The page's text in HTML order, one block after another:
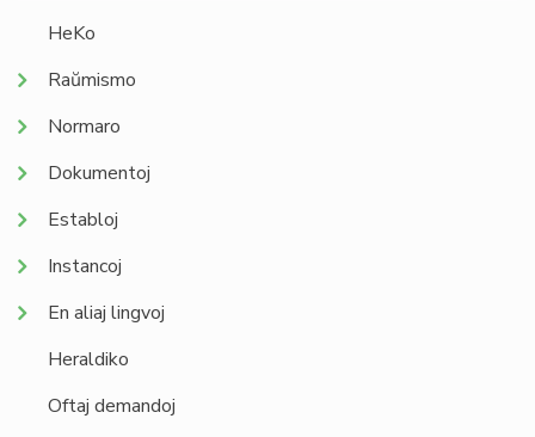
HeKo
Raŭmismo
Normaro
Dokumentoj
Establoj
Instancoj
En aliaj lingvoj
Heraldiko
Oftaj demandoj